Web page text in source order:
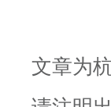
文章为